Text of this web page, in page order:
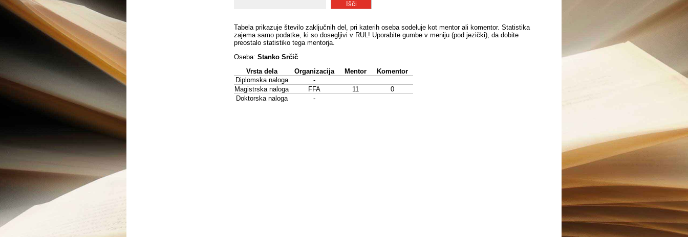
Tabela prikazuje število zaključnih del, pri katerih oseba sodeluje kot mentor ali komentor. Statistika
zajema samo podatke, ki so dosegljivi v RUL! Uporabite gumbe v meniju (pod jezički), da dobite
preostalo statistiko tega mentorja.
Oseba: Stanko Srčič
Vrsta dela
Organizacija Mentor
Komentor
Diplomska naloga
-
Magistrska naloga
FFA 11
0
Doktorska naloga
-